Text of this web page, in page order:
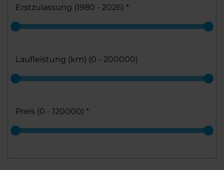
Erstzulassung (1980 - 2026) *
Laufleistung (km) (0 - 200000)
Preis (0 - 120000) *